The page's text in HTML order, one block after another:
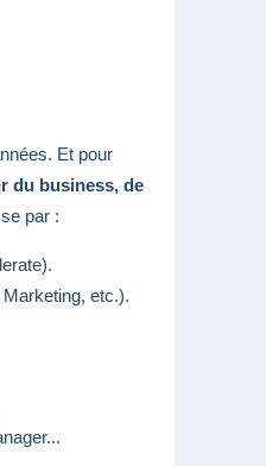
Et pour
du business, de
par :
etc.).